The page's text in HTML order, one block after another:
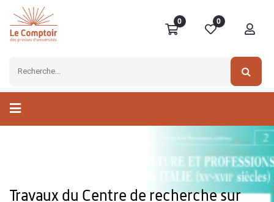
0 0
Travaux du Centre de recherche sur